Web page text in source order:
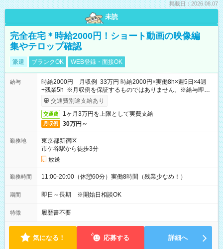
掲載日：2026.08.07
未読
完全在宅＊時給2000円！ショート動画の映像編
集やテロップ確認
派遣 ブランクOK WEB登録・面接OK
給与
時給2000円 月収例 33万円 時給2000円×実働8h×週5日×4週
+残業5h ※月収例を保証するものではありません。※給与即受
取りサービス利用可（利用条件有）
交通費別途支給あり
交通費 1ヶ月3万円を上限として実費支給
月収例 30万円～
勤務地
東京都新宿区
市ケ谷駅から徒歩3分
放送
勤務時間 11:00-20:00（休憩60分）実働8時間（残業少なめ！）
期間 即日～長期 ※開始日相談OK
特徴 履歴書不要
気になる！ 応募する 詳細へ